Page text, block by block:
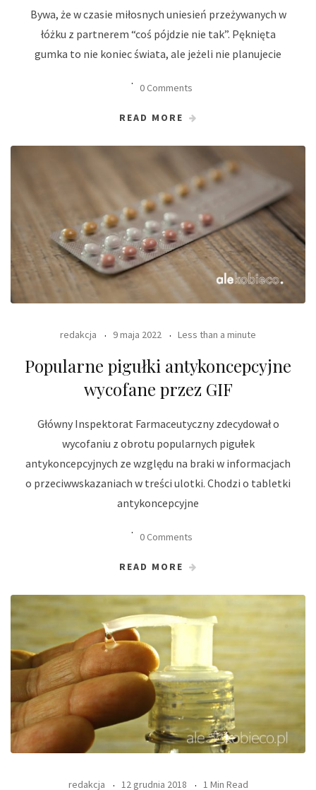
Bywa, że w czasie miłosnych uniesień przeżywanych w
łóżku z partnerem “coś pójdzie nie tak”. Pęknięta
gumka to nie koniec świata, ale jeżeli nie planujecie
0 Comments
READ MORE
redakcja 9 maja 2022 Less than a minute
Popularne pigułki antykoncepcyjne
wycofane przez GIF
Główny Inspektorat Farmaceutyczny zdecydował o
wycofaniu z obrotu popularnych pigułek
antykoncepcyjnych ze względu na braki w informacjach
o przeciwwskazaniach w treści ulotki. Chodzi o tabletki
antykoncepcyjne
0 Comments
READ MORE
redakcja 12 grudnia 2018 1 Min Read